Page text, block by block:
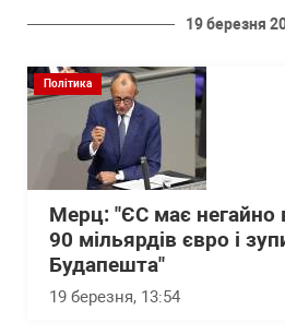
19 березня
Політика
Мерц: "ЄС має негайно
90 мільярдів євро і
Будапешта"
19 березня, 13:54